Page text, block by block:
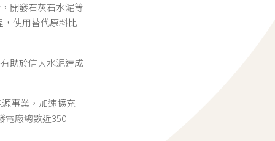
開發石灰石水泥等
使用替代原料比
助於信大水泥達成
事業，加速擴充
電廠總數近350